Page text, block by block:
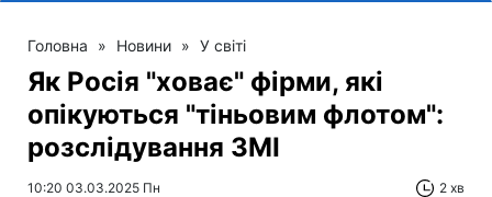
Головна » Новини » У світі
Як Росія "ховає" фірми, які
опікуються "тіньовим флотом":
розслідування ЗМІ
10:20 03.03.2025 Пн 2 хв